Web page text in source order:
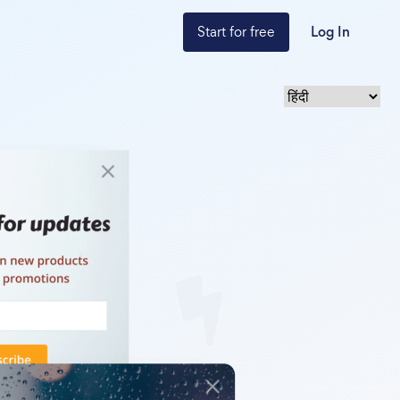
Start for free Log In